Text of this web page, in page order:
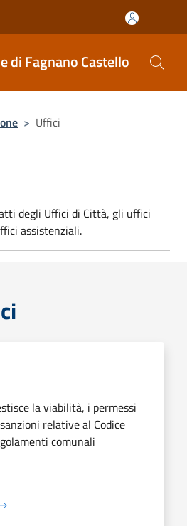
di Fagnano Castello
> Uffici
degli Uffici di Città, gli uffici
assistenziali.
la viabilità, i permessi
relative al Codice
comunali